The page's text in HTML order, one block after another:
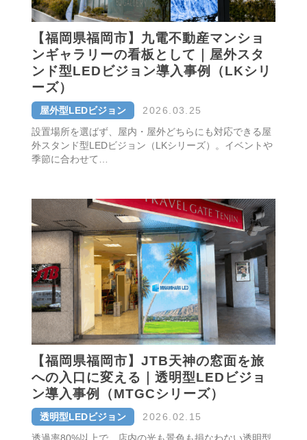
【福岡県福岡市】九電不動産マンショ
ンギャラリーの看板として｜屋外スタ
ンド型LEDビジョン導入事例（LKシリ
ーズ）
屋外型LEDビジョン
2026.03.25
設置場所を選ばず、屋内・屋外どちらにも対応できる屋
外スタンド型LEDビジョン（LKシリーズ）。イベントや
季節に合わせて…
【福岡県福岡市】JTB天神の窓面を旅
への入口に変える｜透明型LEDビジョ
ン導入事例（MTGCシリーズ）
透明型LEDビジョン
2026.02.15